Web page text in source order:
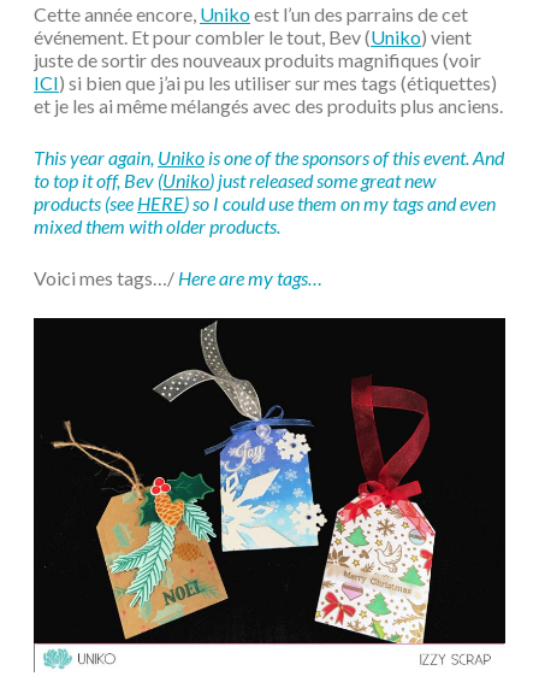
Cette année encore, Unikoest l’un des parrains de cet
événement. Et pour combler le tout, Bev (Uniko) vient
juste de sortir des nouveaux produits magnifiques (voir
ICI) si bien que j’ai pu les utiliser sur mes tags (étiquettes)
et je les ai même mélangés avec des produits plus anciens.
This year again, Uniko is one of the sponsors of this event. And
to top it off, Bev (Uniko) just released some great new
products (see HERE) so I could use them on my tags and even
mixed them with older products.
Voici mes tags…/ Here are my tags…